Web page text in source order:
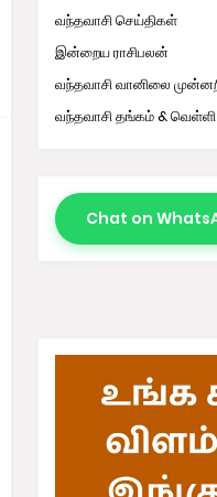
வந்தவாசி செய்திகள்
இன்றைய ராசிபலன்
வந்தவாசி வானிலை
வந்தவாசி தங்கம் &
Chat on